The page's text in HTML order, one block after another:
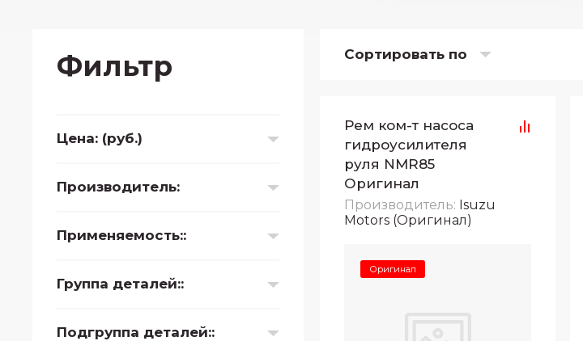
Фильтр
Цена: (руб.)
Производитель:
Применяемость::
Группа деталей::
Подгруппа деталей::
Сортировать по
Рем ком-т насоса
гидроусилителя
руля NMR85
Оригинал
Производитель: Isuzu
Motors (Оригинал)
Оригинал